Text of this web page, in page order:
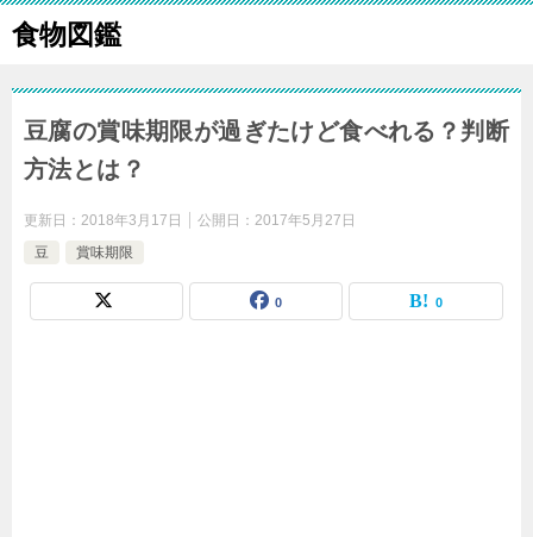
食物図鑑
豆腐の賞味期限が過ぎたけど食べれる？判断
方法とは？
更新日： 2018年3月17日 公開日： 2017年5月27日
豆
賞味期限
0 0